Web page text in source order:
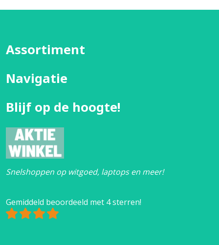
Assortiment
Navigatie
Blijf op de hoogte!
Snelshoppen op witgoed, laptops en meer!
Gemiddeld beoordeeld met 4 sterren!